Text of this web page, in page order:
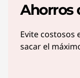
Ahorros
Evite costosos
sacar el